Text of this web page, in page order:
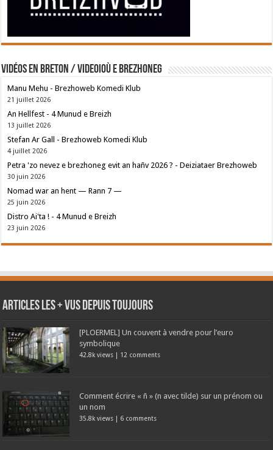
Vidéos en breton / Videoioù e brezhoneg
Manu Mehu - Brezhoweb Komedi Klub
21 juillet 2026
An Hellfest - 4 Munud e Breizh
13 juillet 2026
Stefan Ar Gall - Brezhoweb Komedi Klub
4 juillet 2026
Petra 'zo nevez e brezhoneg evit an hañv 2026 ? - Deiziataer Brezhoweb
30 juin 2026
Nomad war an hent — Rann 7 —
25 juin 2026
Distro Ai'ta ! - 4 Munud e Breizh
23 juin 2026
Articles les + vus depuis toujours
[PLOERMEL] Un couvent à vendre pour l’euro
symbolique
42.8k views | 12 comments
Comment écrire « ñ » (n avec tilde) sur un prénom ou
un nom
35.8k views | 6 comments